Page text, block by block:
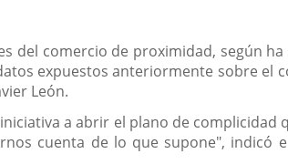
del comercio de proximidad, según
expuestos anteriormente sobre el
León.
a abrir el plano de
cuenta de lo que supone", indicó